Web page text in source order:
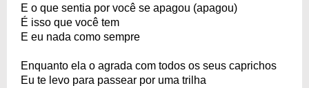
E o que sentia por você se apagou (apagou)
É isso que você tem
E eu nada como sempre
Enquanto ela o agrada com todos os seus caprichos
Eu te levo para passear por uma trilha